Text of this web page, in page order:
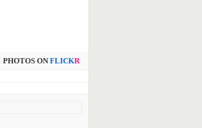
PHOTOS ON FLICKR